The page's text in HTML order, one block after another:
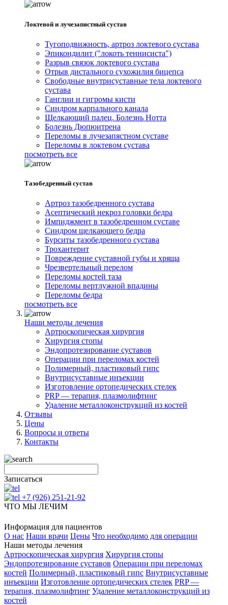
Локтевой и лучезапястный сустав
Тугоподвижность, артроз локтевого сустава
Эпикондилит ("локоть теннисиста")
Разрыв связок локтевого сустава
Отрыв дистального сухожилия бицепса
Свободные внутрисуставные тела локтевого
сустава
Ганглии и гигромы кисти
Синдром карпального канала
Щелкающий палец. Болезнь Нотта
Болезнь Дюпюитрена
Переломы в лучезапястном суставе
Переломы в локтевом сустава
посмотреть все
Тазобедренный сустав
Артроз тазобедренного сустава
Асептический некроз головки бедра
Импиджмент в тазобедренном суставе
Синдром щелкающего бедра
Бурситы тазобедренного сустава
Трохантерит
Повреждение суставной губы и хряща
Чрезвертельный перелом
Переломы костей таза
Переломы вертлужной впадины
Переломы бедра
посмотреть все
Наши методы лечения
Артроскопическая хирургия
Хирургия стопы
Эндопротезирование суставов
Операции при переломах костей
Полимерный, пластиковый гипс
Внутрисуставные инъекции
Изготовление ортопедических стелек
PRP — терапия, плазмолифтинг
Удаление металлоконструкций из костей
Отзывы
Цены
Вопросы и ответы
Контакты
Записаться
+7 (926) 251-21-92
ЧТО МЫ ЛЕЧИМ
Информация для пациентов
О нас Наши врачи Цены Что необходимо для операции
Наши методы лечения
Артроскопическая хирургия Хирургия стопы
Эндопротезирование суставов Операции при переломах
костей Полимерный, пластиковый гипс Внутрисуставные
инъекции Изготовление ортопедических стелек PRP —
терапия, плазмолифтинг Удаление металлоконструкций из
костей